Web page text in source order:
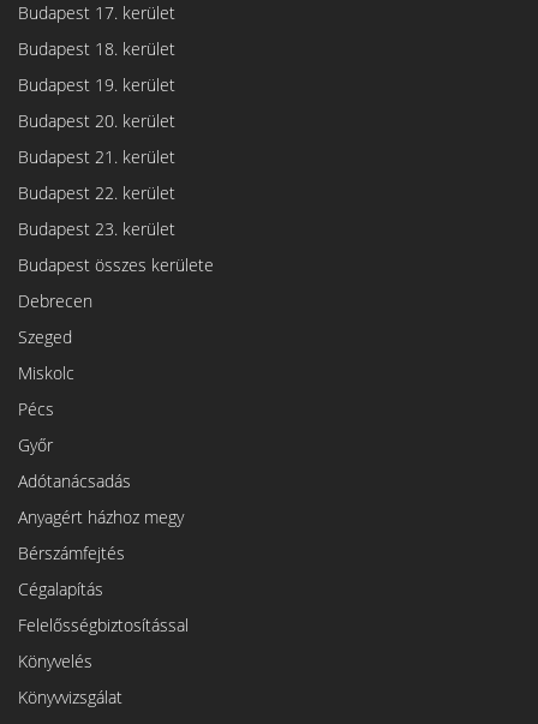
Budapest 17. kerület
Budapest 18. kerület
Budapest 19. kerület
Budapest 20. kerület
Budapest 21. kerület
Budapest 22. kerület
Budapest 23. kerület
Budapest összes kerülete
Debrecen
Szeged
Miskolc
Pécs
Győr
Adótanácsadás
Anyagért házhoz megy
Bérszámfejtés
Cégalapítás
Felelősségbiztosítással
Könyvelés
Könyvvizsgálat